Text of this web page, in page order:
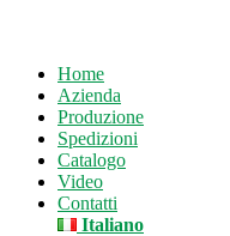
Home
Azienda
Produzione
Spedizioni
Catalogo
Video
Contatti
Italiano